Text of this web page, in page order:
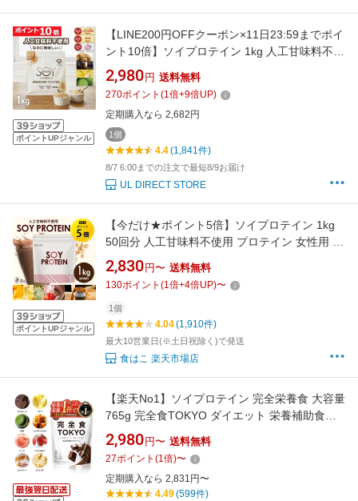
ポイントUPジャンル
【LINE200円OFFクーポン×11日23:59までポイ
ント10倍】ソイプロテイン 1kg 人工甘味料不使
用 プロテイン 大豆プロテイン 植物由来甘味料
ステビア使用 ビタミン11種 ミネラル3種
GronG(グロング) ポイント
2,980 円 送料無料
270ポイント (1倍+9倍UP)
定期購入なら 2,682円
1個
4.4(1,841件)
8/7 6:00までの注文で最短8/9お届け
UL DIRECT STORE
ポイントUPジャンル
【今だけ★ポイント5倍】ソイプロテイン 1kg
50回分 人工甘味料不使用 プロテイン 女性用 ダ
イエット プロテインダイエット 置き換えダイ
エット ドリンク たんぱく質 国内製造 送料無料
R
2,830 円〜 送料無料
130ポイント (1倍+4倍UP)〜
1個
4.04(1,910件)
最大10営業日(※土日祝除く)で発送
食はこ 楽天市場店
【楽天No1】ソイプロテイン 完全栄養食 大容量
765g 完全食TOKYO ダイエット 栄養補助食品
栄養ドリンク 完全栄養プロテイン 1食置き換え
ビタミン ミネラル 食物繊維8g 乳酸菌500億個
チョコ バナナ 抹茶 ピーチ キャラメル いちごみ
るく ミルクティー カフェラテ 315g
2,980 円〜 送料無料
27ポイント (1倍)〜
定期購入なら 2,831円〜
4.49(599件)